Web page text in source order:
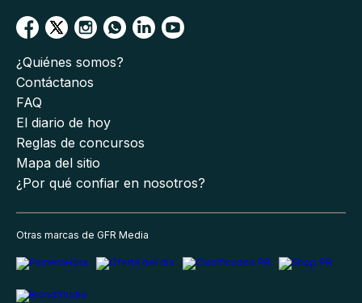
¿Quiénes somos?
Contáctanos
FAQ
El diario de hoy
Reglas de concursos
Mapa del sitio
¿Por qué confiar en nosotros?
Otras marcas de GFR Media